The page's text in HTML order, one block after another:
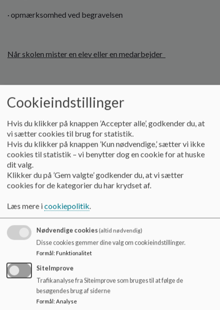
· opmærksomhed ved begravelsen
Når skolen mister en elev eller en medarbejder
berørte familie
· får afklaret hændelsesforløbet
· familiens ønsker til skolen i situationen
· oplyser om familiens muligheder for støtte
. K-forældre orienteres om fakta. K-forældre orienterer
resten af forældregruppen.
Alle forældre orienteres skriftligt af ledelsen
· Skolelederen/SFO-lederen informerer medarbejderne
· Oplyser om medarbejdernes muligheder for støtte
· Skolelederen informerer eleverne ved en fællessamling
· Hændelsesforløbet er efterfølgende til drøftelse efter
behov i alle klasser / grupper
Cookieindstillinger
Hvis du klikker på knappen ’Accepter alle’, godkender du, at
vi sætter cookies til brug for statistik.
Hvis du klikker på knappen ’Kun nødvendige,’ sætter vi ikke
cookies til statistik – vi benytter dog en cookie for at huske
dit valg.
Klikker du på ’Gem valgte’ godkender du, at vi sætter
cookies for de kategorier du har krydset af.
Læs mere icookiepolitik.
Nødvendige cookies(altid nødvendig)
Disse cookies gemmer dine valg om cookieindstillinger.
Formål: Funktionalitet
SiteImprove
Trafikanalyse fra Siteimprove som bruges til at følge de
besøgendes brug af siderne
Formål: Analyse